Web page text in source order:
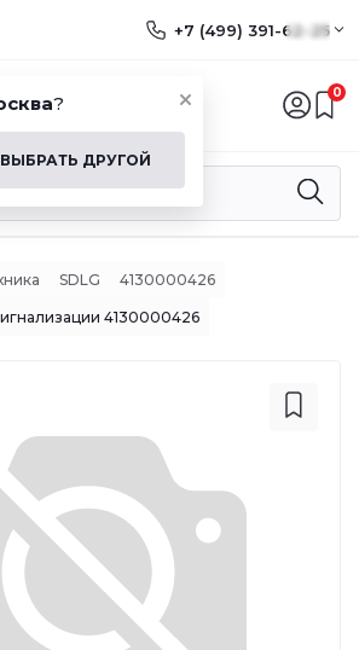
?
ВЫБРАТЬ ДРУГОЙ
+7 (499) 391-62-25
0
SDLG 4130000426
4130000426